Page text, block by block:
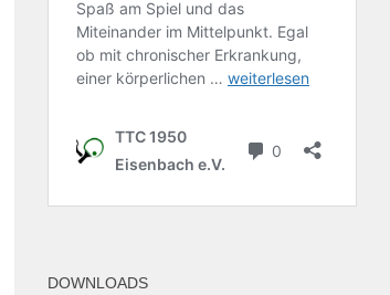
DOWNLOADS